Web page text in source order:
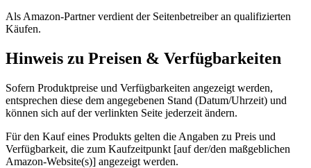
Als Amazon-Partner verdient der Seitenbetreiber an qualifizierten
Käufen.
Hinweis zu Preisen & Verfügbarkeiten
Sofern Produktpreise und Verfügbarkeiten angezeigt werden,
entsprechen diese dem angegebenen Stand (Datum/Uhrzeit) und
können sich auf der verlinkten Seite jederzeit ändern.
Für den Kauf eines Produkts gelten die Angaben zu Preis und
Verfügbarkeit, die zum Kaufzeitpunkt [auf der/den maßgeblichen
Amazon-Website(s)] angezeigt werden.